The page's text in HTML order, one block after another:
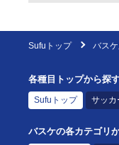
Sufuトップ バス
各種目トップから探
Sufuトップ サッカ
バスケの各カテゴリ